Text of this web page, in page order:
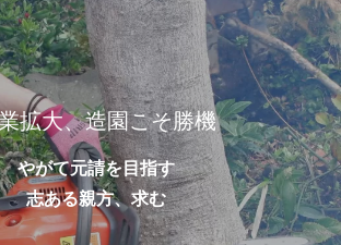
拡大、造園こそ勝機
やがて元請を目指す
志ある親方、求む